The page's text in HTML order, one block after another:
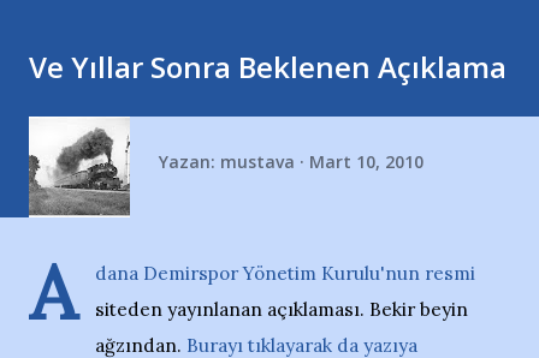
Ve Yıllar Sonra Beklenen Açıklama
Yazan: mustava Mart 10, 2010
A
dana Demirspor Yönetim Kurulu'nun resmi
siteden yayınlanan açıklaması. Bekir beyin
ağzından. Burayı tıklayarak da yazıya